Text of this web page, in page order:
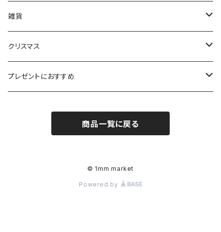
カレンダー、手帳
筆記具
紙製品
その他ステーショナリー
雑貨
BAGGU
lovi
クリスマス
NORDIKA design
プレゼントにおすすめ
商品一覧に戻る
© 1mm market
Powered by